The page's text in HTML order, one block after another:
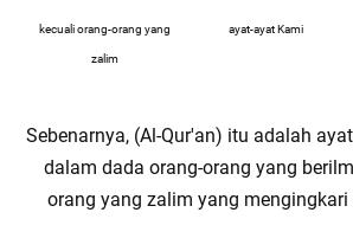
kecuali orang-orang yang
zalim
ayat-ayat Kami
Sebenarnya, (Al-Qur'an) itu adalah
dalam dada orang-orang yang
orang yang zalim yang